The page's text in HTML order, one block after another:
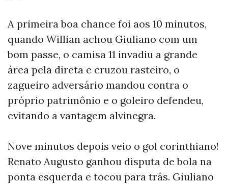
A primeira boa chance foi aos 10 minutos,
quando Willian achou Giuliano com um
bom passe, o camisa 11 invadiu a grande
área pela direta e cruzou rasteiro, o
zagueiro adversário mandou contra o
próprio patrimônio e o goleiro defendeu,
evitando a vantagem alvinegra.
Nove minutos depois veio o gol corinthiano!
Renato Augusto ganhou disputa de bola na
ponta esquerda e tocou para trás. Giuliano